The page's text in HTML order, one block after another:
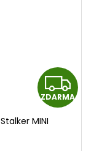
Z
D
ZDARMA
MINI